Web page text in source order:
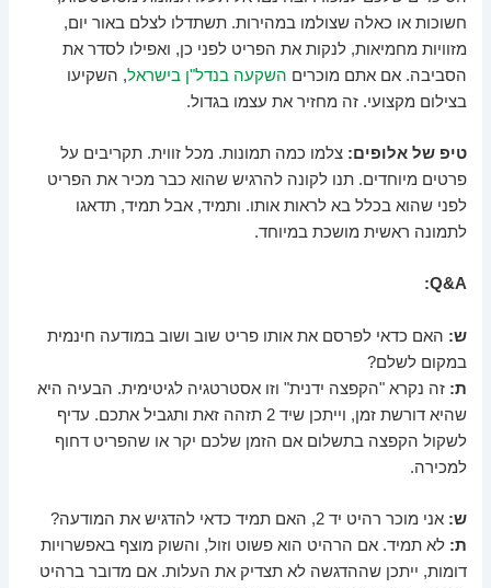
חשוכות או כאלה שצולמו במהירות. תשתדלו לצלם באור יום,
מזוויות מחמיאות, לנקות את הפריט לפני כן, ואפילו לסדר את
הסביבה. אם אתם מוכרים השקעה בנדל"ן בישראל, השקיעו
בצילום מקצועי. זה מחזיר את עצמו בגדול.
טיפ של אלופים: צלמו כמה תמונות. מכל זווית. תקריבים על
פרטים מיוחדים. תנו לקונה להרגיש שהוא כבר מכיר את הפריט
לפני שהוא בכלל בא לראות אותו. ותמיד, אבל תמיד, תדאגו
לתמונה ראשית מושכת במיוחד.
Q&A:
ש: האם כדאי לפרסם את אותו פריט שוב ושוב במודעה חינמית
במקום לשלם?
ת: זה נקרא "הקפצה ידנית" וזו אסטרטגיה לגיטימית. הבעיה היא
שהיא דורשת זמן, וייתכן שיד 2 תזהה זאת ותגביל אתכם. עדיף
לשקול הקפצה בתשלום אם הזמן שלכם יקר או שהפריט דחוף
למכירה.
ש: אני מוכר רהיט יד 2, האם תמיד כדאי להדגיש את המודעה?
ת: לא תמיד. אם הרהיט הוא פשוט וזול, והשוק מוצף באפשרויות
דומות, ייתכן שההדגשה לא תצדיק את העלות. אם מדובר ברהיט